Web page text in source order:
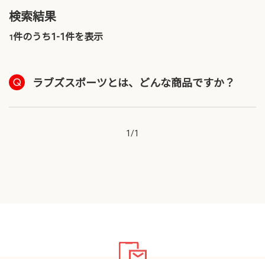
検索結果
1件のうち1-1件を表示
ラブズスポーツとは、どんな商品ですか？
1/1